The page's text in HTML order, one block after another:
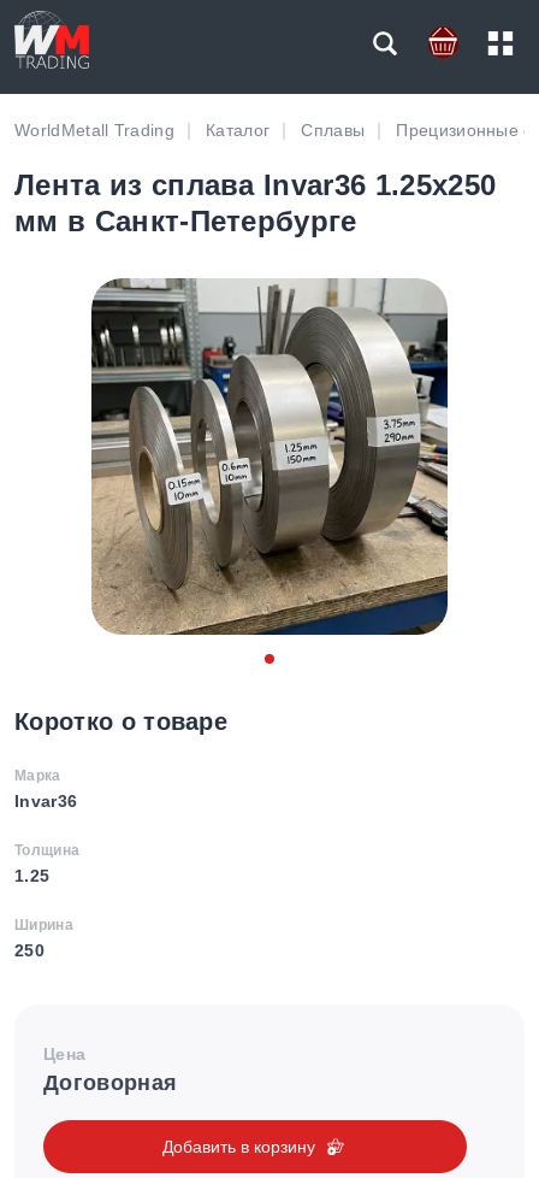
WorldMetall Trading Каталог Сплавы Прецизионные
Лента из сплава Invar36 1.25х250
мм в Санкт-Петербурге
Коротко о товаре
Марка
Invar36
Толщина
1.25
Ширина
250
Цена
Договорная
Добавить в корзину